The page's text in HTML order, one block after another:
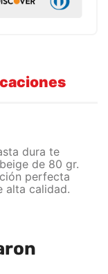
dura te
de 80 gr.
perfecta
alta calidad.